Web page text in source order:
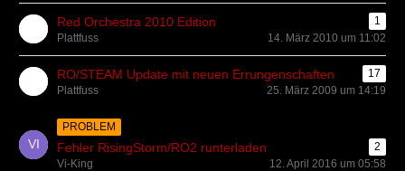
Red Orchestra 2010 Edition
1
Plattfuss
14. März 2010 um 11:02
RO/STEAM Update mit neuen Errungenschaften
17
Plattfuss
25. März 2009 um 14:19
PROBLEM
Fehler RisingStorm/RO2 runterladen
2
Vi-King
12. April 2016 um 05:58